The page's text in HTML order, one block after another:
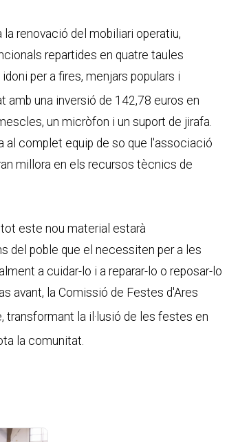
renovació del mobiliari operatiu,
repartides en quatre taules
per a fires, menjars populars i
amb una inversió de 142,78 euros en
un micròfon i un suport de jirafa.
complet equip de so que l'associació
millora en els recursos tècnics de
este nou material estarà
del poble que el necessiten per a les
a cuidar-lo i a reparar-lo o reposar-lo
avant, la Comissió de Festes d'Ares
, transformant la il·lusió de les festes en
la comunitat